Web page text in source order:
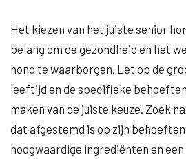
Het kiezen van het juiste senior
belang om de gezondheid en het
hond te waarborgen. Let op de
leeftijd en de specifieke
maken van de juiste keuze. Zoek
dat afgestemd is op zijn
hoogwaardige ingrediënten en